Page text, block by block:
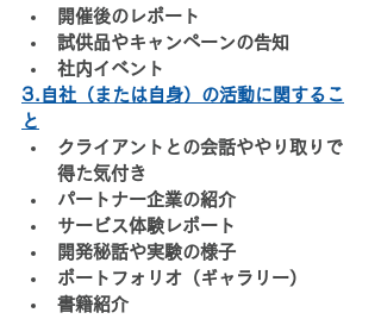
開催後のレポート
試供品やキャンペーンの告知
社内イベント
3.自社（または自身）の活動に関するこ
と
クライアントとの会話ややり取りで
得た気付き
パートナー企業の紹介
サービス体験レポート
開発秘話や実験の様子
ポートフォリオ（ギャラリー）
書籍紹介